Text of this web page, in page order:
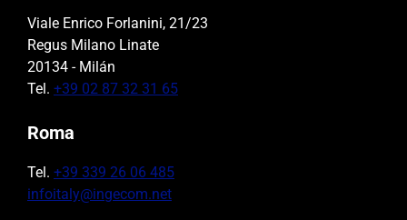
Viale Enrico Forlanini, 21/23
Regus Milano Linate
20134 - Milán
Tel. +39 02 87 32 31 65
Roma
Tel. +39 339 26 06 485
infoitaly@ingecom.net